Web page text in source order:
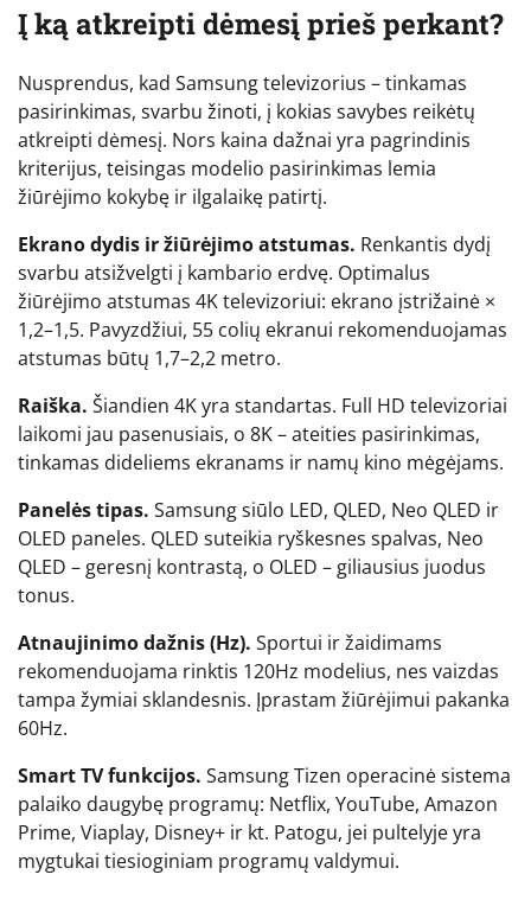
Į ką atkreipti dėmesį prieš perkant?
Nusprendus, kad Samsung televizorius – tinkamas
pasirinkimas, svarbu žinoti, į kokias savybes reikėtų
atkreipti dėmesį. Nors kaina dažnai yra pagrindinis
kriterijus, teisingas modelio pasirinkimas lemia
žiūrėjimo kokybę ir ilgalaikę patirtį.
Ekrano dydis ir žiūrėjimo atstumas. Renkantis dydį
svarbu atsižvelgti į kambario erdvę. Optimalus
žiūrėjimo atstumas 4K televizoriui: ekrano įstrižainė ×
1,2–1,5. Pavyzdžiui, 55 colių ekranui rekomenduojamas
atstumas būtų 1,7–2,2 metro.
Raiška. Šiandien 4K yra standartas. Full HD televizoriai
laikomi jau pasenusiais, o 8K – ateities pasirinkimas,
tinkamas dideliems ekranams ir namų kino mėgėjams.
Panelės tipas. Samsung siūlo LED, QLED, Neo QLED ir
OLED paneles. QLED suteikia ryškesnes spalvas, Neo
QLED – geresnį kontrastą, o OLED – giliausius juodus
tonus.
Atnaujinimo dažnis (Hz). Sportui ir žaidimams
rekomenduojama rinktis 120Hz modelius, nes vaizdas
tampa žymiai sklandesnis. Įprastam žiūrėjimui pakanka
60Hz.
Smart TV funkcijos. Samsung Tizen operacinė sistema
palaiko daugybę programų: Netflix, YouTube, Amazon
Prime, Viaplay, Disney+ ir kt. Patogu, jei pultelyje yra
mygtukai tiesioginiam programų valdymui.